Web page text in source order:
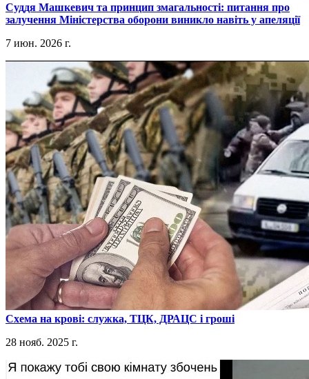
​Суддя Машкевич та принцип змагальності: питання про
залучення Міністерства оборони виникло навіть у апеляції
7 июн. 2026 г.
​Схема на крові: служка, ТЦК, ДРАЦС і гроші
28 нояб. 2025 г.